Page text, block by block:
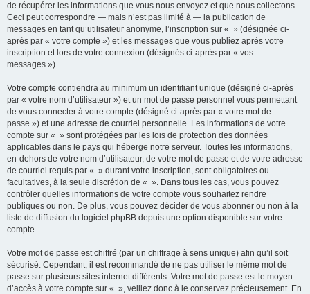
de récupérer les informations que vous nous envoyez et que nous collectons.
Ceci peut correspondre — mais n’est pas limité à — la publication de
messages en tant qu’utilisateur anonyme, l’inscription sur « » (désignée ci-
après par « votre compte ») et les messages que vous publiez après votre
inscription et lors de votre connexion (désignés ci-après par « vos
messages »).
Votre compte contiendra au minimum un identifiant unique (désigné ci-après
par « votre nom d’utilisateur ») et un mot de passe personnel vous permettant
de vous connecter à votre compte (désigné ci-après par « votre mot de
passe ») et une adresse de courriel personnelle. Les informations de votre
compte sur « » sont protégées par les lois de protection des données
applicables dans le pays qui héberge notre serveur. Toutes les informations,
en-dehors de votre nom d’utilisateur, de votre mot de passe et de votre adresse
de courriel requis par « » durant votre inscription, sont obligatoires ou
facultatives, à la seule discrétion de « ». Dans tous les cas, vous pouvez
contrôler quelles informations de votre compte vous souhaitez rendre
publiques ou non. De plus, vous pouvez décider de vous abonner ou non à la
liste de diffusion du logiciel phpBB depuis une option disponible sur votre
compte.
Votre mot de passe est chiffré (par un chiffrage à sens unique) afin qu’il soit
sécurisé. Cependant, il est recommandé de ne pas utiliser le même mot de
passe sur plusieurs sites internet différents. Votre mot de passe est le moyen
d’accès à votre compte sur « », veillez donc à le conservez précieusement. En